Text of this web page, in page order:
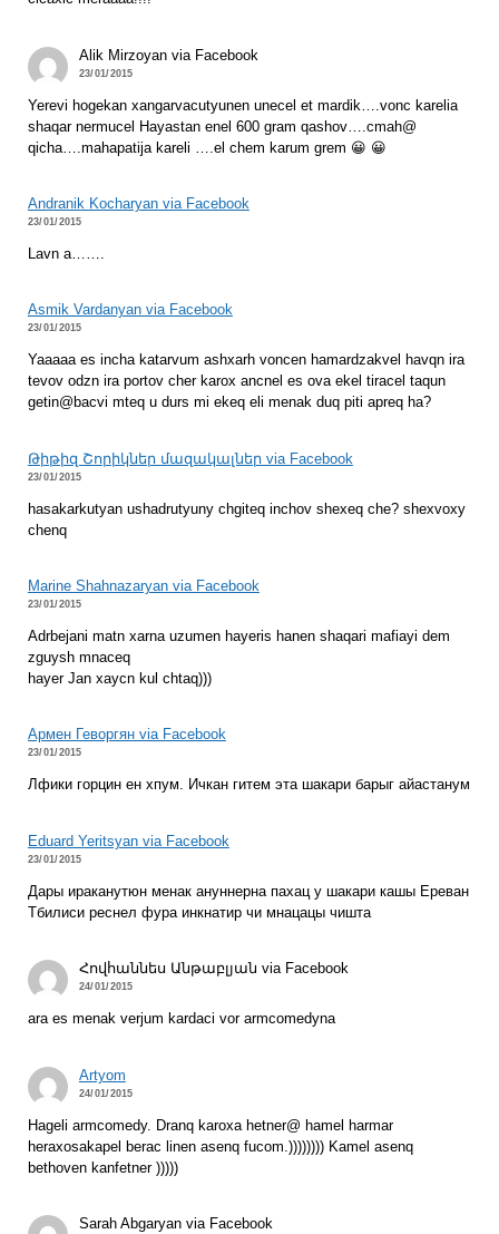
Alik Mirzoyan via Facebook
23/01/2015
Yerevi hogekan xangarvacutyunen unecel et mardik….vonc karelia
shaqar nermucel Hayastan enel 600 gram qashov….cmah@
qicha….mahapatija kareli ….el chem karum grem 😀 😀
Andranik Kocharyan via Facebook
23/01/2015
Lavn a…….
Asmik Vardanyan via Facebook
23/01/2015
Yaaaaa es incha katarvum ashxarh voncen hamardzakvel havqn ira
tevov odzn ira portov cher karox ancnel es ova ekel tiracel taqun
getin@bacvi mteq u durs mi ekeq eli menak duq piti apreq ha?
Թիթիզ Շորիկներ մազակալներ via Facebook
23/01/2015
hasakarkutyan ushadrutyuny chgiteq inchov shexeq che? shexvoxy
chenq
Marine Shahnazaryan via Facebook
23/01/2015
Adrbejani matn xarna uzumen hayeris hanen shaqari mafiayi dem
zguysh mnaceq
hayer Jan xaycn kul chtaq)))
Армен Геворгян via Facebook
23/01/2015
Лфики горцин ен хпум. Ичкан гитем эта шакари барыг айастанум
Eduard Yeritsyan via Facebook
23/01/2015
Дары ираканутюн менак ануннерна пахац у шакари кашы Ереван
Тбилиси реснел фура инкнатир чи мнацацы чишта
Հովհաննես Անթաբլյան via Facebook
24/01/2015
ara es menak verjum kardaci vor armcomedyna
Artyom
24/01/2015
Hageli armcomedy. Dranq karoxa hetner@ hamel harmar
heraxosakapel berac linen asenq fucom.)))))))) Kamel asenq
bethoven kanfetner )))))
Sarah Abgaryan via Facebook